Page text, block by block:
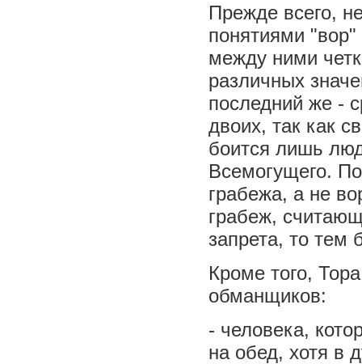
Прежде всего,
понятиями "вор"
между ними
различных
последний же -
двоих, так как
боится лишь
Всемогущего.
грабежа, а не
грабеж,
запрета, то тем
Кроме того,
обманщиков:
- человека,
на обед, хотя в